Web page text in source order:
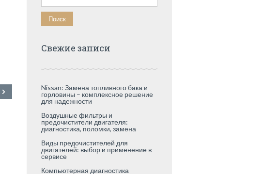
Свежие записи
Nissan: Замена топливного бака и
горловины – комплексное решение
для надежности
Воздушные фильтры и
предочистители двигателя:
диагностика, поломки, замена
Виды предочистителей для
двигателей: выбор и применение в
сервисе
Компьютерная диагностика